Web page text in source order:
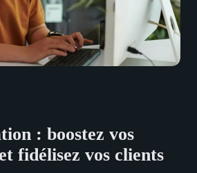
: boostez vos
fidélisez vos clients